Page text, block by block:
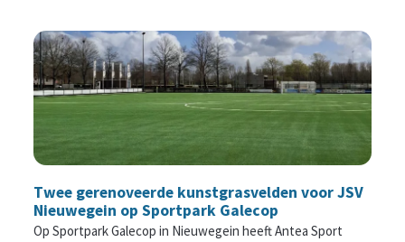
Twee gerenoveerde kunstgrasvelden voor JSV
Nieuwegein op Sportpark Galecop
Op Sportpark Galecop in Nieuwegein heeft Antea Sport